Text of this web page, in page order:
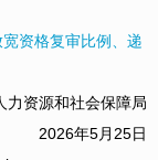
资格复审比例、递
力资源和社会保障局
2026年5月25日